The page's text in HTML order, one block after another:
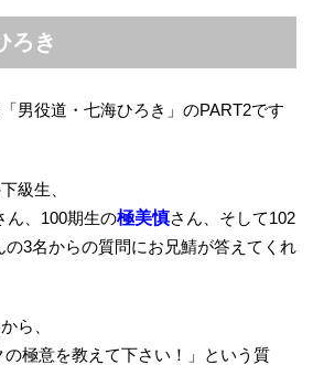
ろき
男役道・七海ひろき」のPART2です
級生、
ん、100期生の極美慎さん、そして102
の3名からの質問にお兄鯖が答えてくれ
ら、
の極意を教えて下さい！」という質